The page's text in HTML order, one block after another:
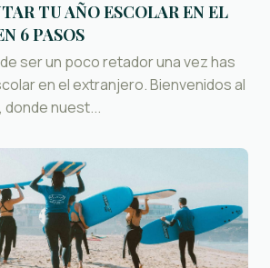
TU AÑO ESCOLAR EN EL
6 PASOS
ser un poco retador una vez has
en el extranjero. Bienvenidos al
donde nuest...